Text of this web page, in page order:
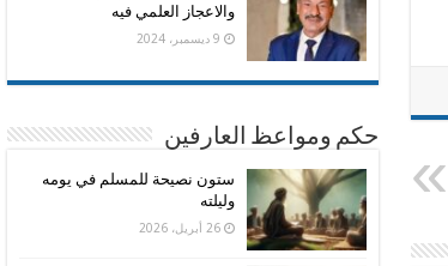
والاعجاز العلمي فيه
9 ديسمبر، 2024
حكم ومواعظ العارفين
ستون نصيحة للمسلم في يومه
وليلته
26 أبريل، 2026